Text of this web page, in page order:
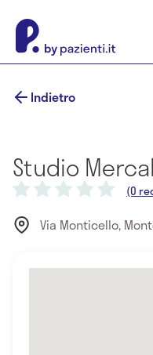
Indietro
Studio
(0
Via Monticello,